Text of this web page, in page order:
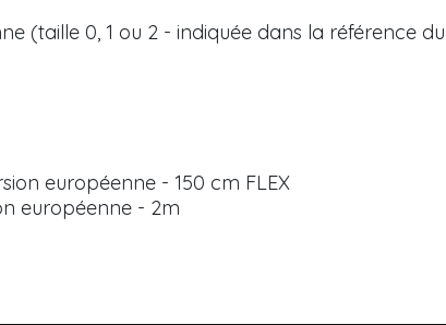
(taille 0, 1 ou 2 - indiquée dans la référence
européenne - 150 cm FLEX
européenne - 2m